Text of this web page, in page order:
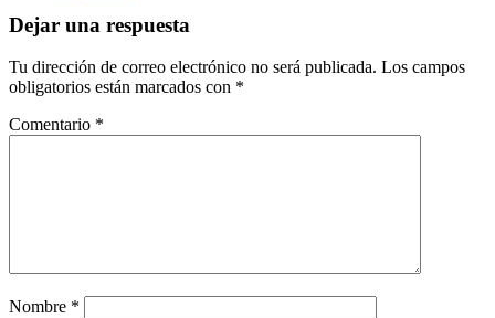
Dejar una respuesta
Tu dirección de correo electrónico no será publicada. Los campos
obligatorios están marcados con *
Comentario *
Nombre *